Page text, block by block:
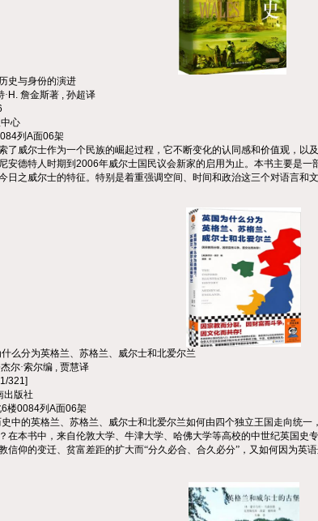
史与身份的演进
· H. 詹金斯著 , 孙超译
心
列 A面06架
了威尔士作为一个民族的崛起过程，它不断变化的认同感和价值观，以
安德特人时期到 2006年威尔士国民议会新家的启用为止。本书主要是
日之威尔士的特征。特别是着重强调空间、时间和政治这三个对语言和
么分为英格兰、苏格兰、威尔士和北爱尔兰
尔·索尔编 , 贾慧译
321]
出版社
6楼0084列 A面06架
中的英格兰、苏格兰、威尔士和北爱尔兰如何由四个独立王国走向统
在本书中，来自伦敦大学、牛津大学、哈佛大学等高校的中世纪英国史
信仰的变迁、贫富差距的扩大而“分久必合、合久必分”，又如何因为英